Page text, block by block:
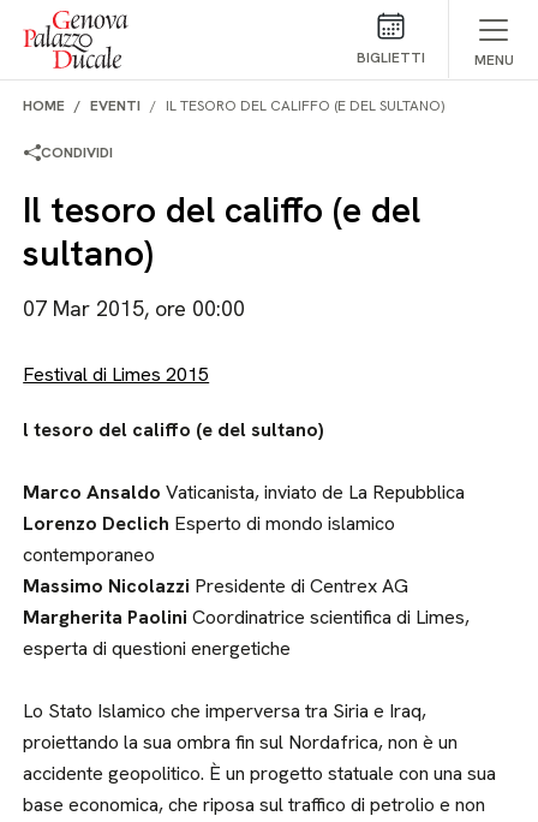
Salta al contenuto
BIGLIETTI MENU
HOME EVENTI IL TESORO DEL CALIFFO (E DEL SULTANO)
CONDIVIDI
Il tesoro del califfo (e del
sultano)
07 Mar 2015, ore 00:00
Festival di Limes 2015
l tesoro del califfo (e del sultano)
Marco Ansaldo Vaticanista, inviato de La Repubblica
Lorenzo Declich Esperto di mondo islamico
contemporaneo
Massimo Nicolazzi Presidente di Centrex AG
Margherita Paolini Coordinatrice scientifica di Limes,
esperta di questioni energetiche
Lo Stato Islamico che imperversa tra Siria e Iraq,
proiettando la sua ombra fin sul Nordafrica, non è un
accidente geopolitico. È un progetto statuale con una sua
base economica, che riposa sul traffico di petrolio e non